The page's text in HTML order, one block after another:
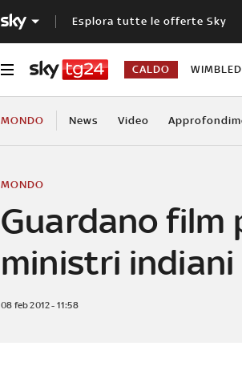
Esplora tutte le offerte Sky
CALDO
MONDO News Video
Guardano film
ministri indiani
MONDO
08 feb 2012 - 11:58